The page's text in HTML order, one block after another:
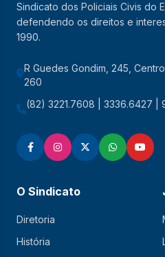
Sindicato dos Policiais Civis do
defendendo os direitos e
1990.
R Guedes Gondim, 245,
260
(82) 3221.7608 | 3336.6427 |
O Sindicato
Diretoria
História